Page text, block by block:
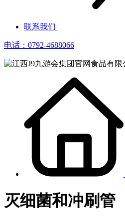
联系我们
电话：0792-4688066
灭细菌和冲刷管